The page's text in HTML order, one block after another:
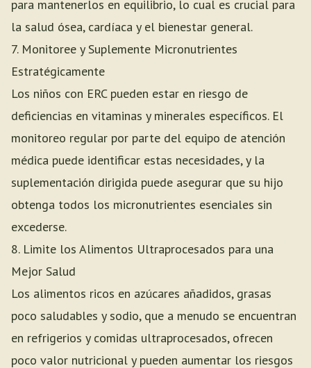
para mantenerlos en equilibrio, lo cual es crucial para
la salud ósea, cardíaca y el bienestar general.
7. Monitoree y Suplemente Micronutrientes
Estratégicamente
Los niños con ERC pueden estar en riesgo de
deficiencias en vitaminas y minerales específicos. El
monitoreo regular por parte del equipo de atención
médica puede identificar estas necesidades, y la
suplementación dirigida puede asegurar que su hijo
obtenga todos los micronutrientes esenciales sin
excederse.
8. Limite los Alimentos Ultraprocesados para una
Mejor Salud
Los alimentos ricos en azúcares añadidos, grasas
poco saludables y sodio, que a menudo se encuentran
en refrigerios y comidas ultraprocesados, ofrecen
poco valor nutricional y pueden aumentar los riesgos